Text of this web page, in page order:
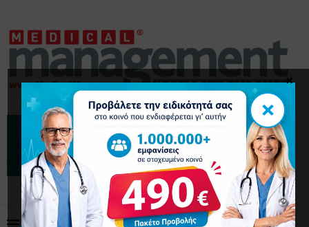
×
×